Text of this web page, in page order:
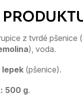
z tvrdé pšenice (
), voda.
lepek (pšenice).
500 g.